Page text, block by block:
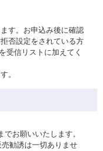
す。お申込み後に確認
否設定をされている方
受信リストに加えてく
。
でお願いいたします。
勧誘は一切ありませ